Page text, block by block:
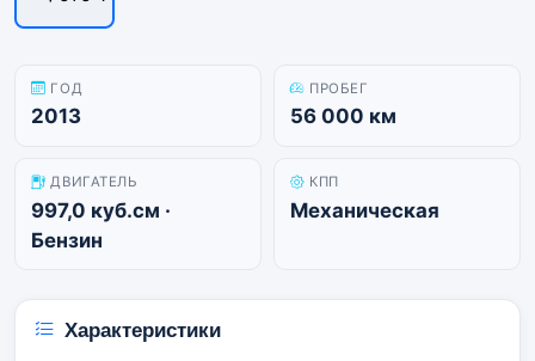
ГОД
2013
ПРОБЕГ
56 000 км
ДВИГАТЕЛЬ
997,0 куб.см ·
Бензин
КПП
Механическая
Характеристики